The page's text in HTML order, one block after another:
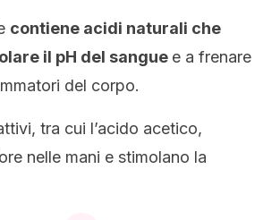
contiene acidi naturali che
il pH del sangue e a frenare
del corpo.
tra cui l’acido acetico,
nelle mani e stimolano la